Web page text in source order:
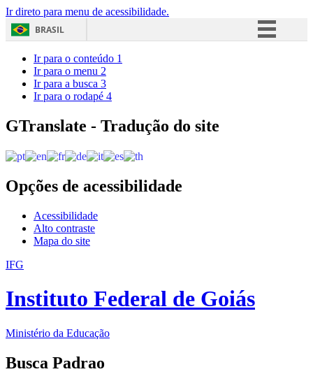
Ir direto para menu de acessibilidade.
BRASIL
Acesso à informação
Ir para o conteúdo 1
Ir para o menu 2
Ir para a busca 3
Ir para o rodapé 4
GTranslate - Tradução do site
Opções de acessibilidade
Acessibilidade
Alto contraste
Mapa do site
IFG
Instituto Federal de Goiás
Ministério da Educação
Busca Padrao